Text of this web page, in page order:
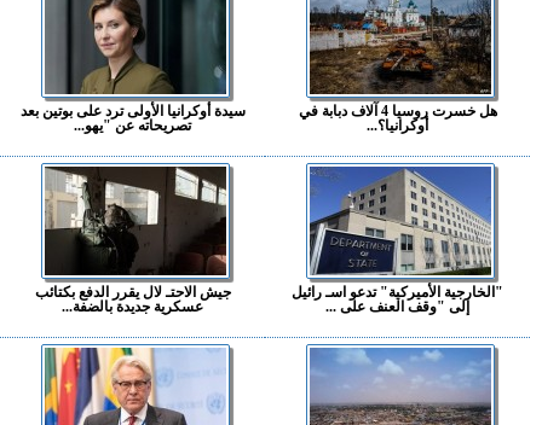
هل خسرت روسيا 4 آلاف دبابة في
أوكرانيا؟...
سيدة أوكرانيا الأولى ترد على بوتين بعد
تصريحاته عن "يهو...
"الخارجية الأميركية" تدعو اسـ رائيل
إلى "وقف العنف على ...
جيش الاحتـ لال يقرر الدفع بكتائب
عسكرية جديدة بالضفة...